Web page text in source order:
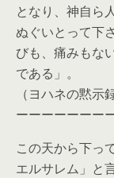
となり、神自ら
ぬぐいとって下
びも、痛みもな
である」。
（ヨハネの黙
ーーーーーーー
この天から下っ
エルサレム」と